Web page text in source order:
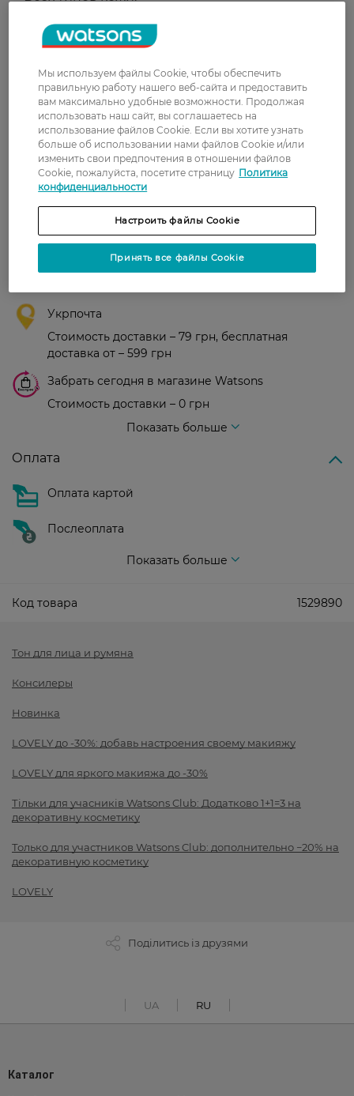
Страна-производитель:
Рейтинг и отзывы
0
З 0 відгуків
0 відгуків
Доставка
Новая почта
В отделение Новой почты - 99 грн, бесплатно
Укрпочта
Стоимость доставки – 79 грн, бесплатная
доставка от – 599 грн
Забрать сегодня в магазине Watsons
Стоимость доставки – 0 грн
Показать больше
Оплата
Оплата картой
Послеоплата
Показать больше
Код товара 1529890
Тон для лица и румяна
Консилеры
Новинка
LOVELY до -30%: добавь настроения своему макияжу
LOVELY для яркого макияжа до -30%
Тільки для учасників Watsons Club: Додатково 1+1=3 на
декоративну косметику
Только для участников Watsons Club: дополнительно −20% на
декоративную косметику
LOVELY
Поділитись із друзями
UA RU
Каталог
Мы используем файлы Cookie, чтобы обеспечить
правильную работу нашего веб-сайта и предоставить
вам максимально удобные возможности. Продолжая
использовать наш сайт, вы соглашаетесь на
использование файлов Cookie. Если вы хотите узнать
больше об использовании нами файлов Cookie и/или
изменить свои предпочтения в отношении файлов
Cookie, пожалуйста, посетите страницу Политика
конфиденциальности
Настроить файлы Cookie
Принять все файлы Cookie